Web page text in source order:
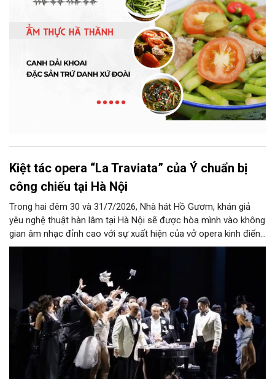
Kiệt tác opera “La Traviata” của Ý chuẩn bị
công chiếu tại Hà Nội
Trong hai đêm 30 và 31/7/2026, Nhà hát Hồ Gươm, khán giả
yêu nghệ thuật hàn lâm tại Hà Nội sẽ được hòa mình vào không
gian âm nhạc đỉnh cao với sự xuất hiện của vở opera kinh điển
“La Traviata”.